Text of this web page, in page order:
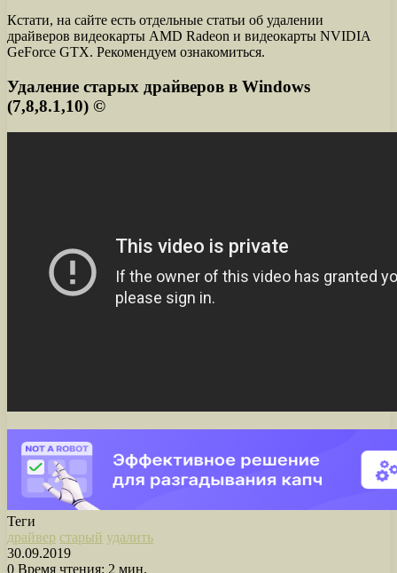
Кстати, на сайте есть отдельные статьи об удалении
драйверов видеокарты AMD Radeon и видеокарты NVIDIA
GeForce GTX. Рекомендуем ознакомиться.
Удаление старых драйверов в Windows
(7,8,8.1,10) ©
Теги
драйвер старый удалить
30.09.2019
0 Время чтения: 2 мин.